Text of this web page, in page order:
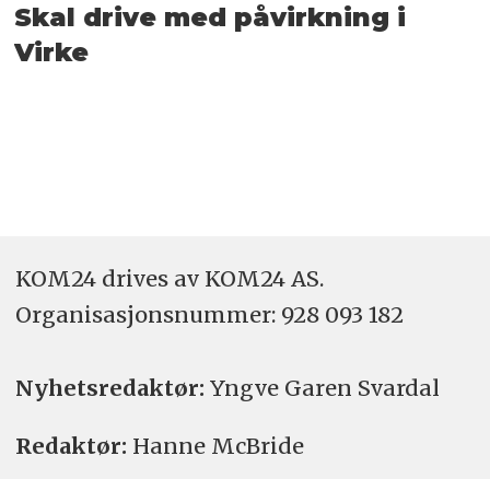
Skal drive med påvirkning i
Virke
KOM24 drives av KOM24 AS.
Organisasjons­nummer: 928 093 182
Nyhetsredaktør: Yngve Garen Svardal
Redaktør: Hanne McBride